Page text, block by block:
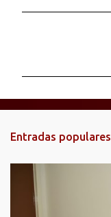
n
t
Entradas populares